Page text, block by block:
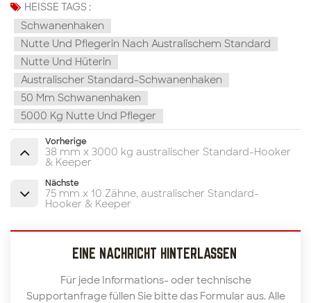
HEISSE TAGS :
Schwanenhaken
Nutte Und Pflegerin Nach Australischem Standard
Nutte Und Hüterin
Australischer Standard-Schwanenhaken
50 Mm Schwanenhaken
5000 Kg Nutte Und Pfleger
Vorherige
38 mm x 3000 kg australischer Standard-Hooker
& Keeper
Nächste
75 mm x 10 Zähne, australischer Standard-
Hooker & Keeper
EINE NACHRICHT HINTERLASSEN
Für jede Informations- oder technische
Supportanfrage füllen Sie bitte das Formular aus. Alle